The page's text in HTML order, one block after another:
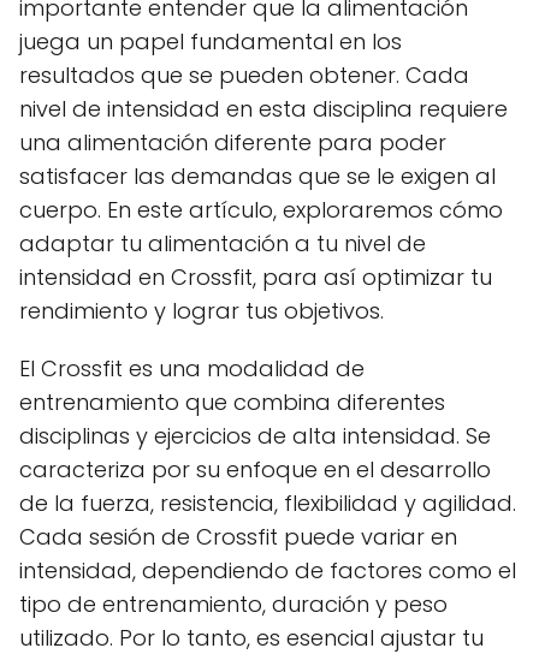
importante entender que la alimentación
juega un papel fundamental en los
resultados que se pueden obtener. Cada
nivel de intensidad en esta disciplina requiere
una alimentación diferente para poder
satisfacer las demandas que se le exigen al
cuerpo. En este artículo, exploraremos cómo
adaptar tu alimentación a tu nivel de
intensidad en Crossfit, para así optimizar tu
rendimiento y lograr tus objetivos.
El Crossfit es una modalidad de
entrenamiento que combina diferentes
disciplinas y ejercicios de alta intensidad. Se
caracteriza por su enfoque en el desarrollo
de la fuerza, resistencia, flexibilidad y agilidad.
Cada sesión de Crossfit puede variar en
intensidad, dependiendo de factores como el
tipo de entrenamiento, duración y peso
utilizado. Por lo tanto, es esencial ajustar tu